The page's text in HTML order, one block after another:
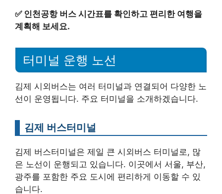
✅ 인천공항 버스 시간표를 확인하고 편리한 여행을
계획해 보세요.
터미널 운행 노선
김제 시외버스는 여러 터미널과 연결되어 다양한 노
선이 운영됩니다. 주요 터미널을 소개하겠습니다.
김제 버스터미널
김제 버스터미널은 제일 큰 시외버스 터미널로, 많
은 노선이 운행되고 있습니다. 이곳에서 서울, 부산,
광주를 포함한 주요 도시에 편리하게 이동할 수 있
습니다.